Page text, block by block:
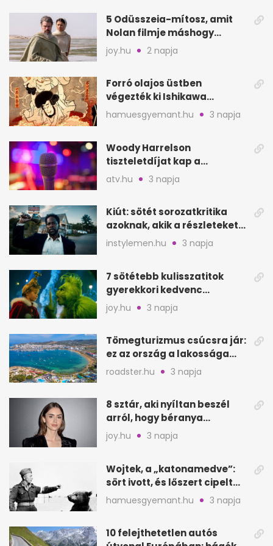
5 Odüsszeia-mítosz, amit
Nolan filmje máshogy
mutat, mint Homérosz
joy.hu 2 napja
Forró olajos üstben
végezték ki Ishikawa
Goemont, Japán Robin
Hoodját
hamuesgyemant.hu 3 napja
Woody Harrelson
tiszteletdíjat kap a
Szarajevói Filmfesztiválon
atv.hu 3 napja
Kiút: sötét sorozatkritika
azoknak, akik a részleteket
keresik
instylemen.hu 3 napja
7 sötétebb kulisszatitok
gyerekkori kedvenc
filmjeinkről a Joy szerint
joy.hu 3 napja
Tömegturizmus csúcsra jár:
ez az ország a lakossága
kétszeresét fogadja
roadster.hu 3 napja
8 sztár, aki nyíltan beszél
arról, hogy béranya
segítette a családalapítást
joy.hu 3 napja
Wojtek, a „katonamedve”:
sört ivott, és lőszert cipelt
Monte Cassinónál
hamuesgyemant.hu 3 napja
10 felejthetetlen autós